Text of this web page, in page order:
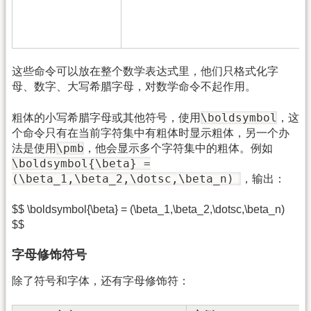
这些命令可以放在整个数学表达式里，他们只格式化字
母、数字、大写希腊字母，对数学命令不起作用。
粗体的小写希腊字母或其他符号，使用 \boldsymbol
，这
个命令只有在当前字符集中有粗体时显示粗体，另一个办
法是使用 \pmb ，他会显示多个字符集中的粗体。例如
\boldsymbol{\beta} =
(\beta_1,\beta_2,\dotsc,\beta_n)
，输出：
$$ \boldsymbol{\beta} = (\beta_1,\beta_2,\dotsc,\beta_n)
$$
字母修饰符号
除了符号和字体，还有字母修饰符：